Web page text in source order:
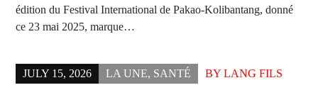
édition du Festival International de Pakao-Kolibantang, donné
ce 23 mai 2025, marque…
JULY 15, 2026 LA UNE, SANTÉ BY LANG FILS